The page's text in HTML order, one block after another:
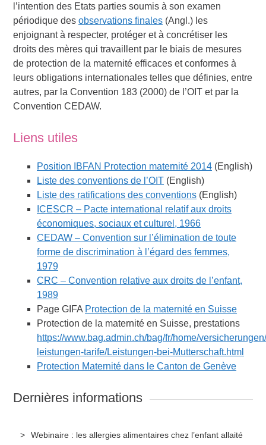
l’intention des Etats parties soumis à son examen
périodique desobservations finales (Angl.) les
enjoignant à respecter, protéger et à concrétiser les
droits des mères qui travaillent par le biais de mesures
de protection de la maternité efficaces et conformes à
leurs obligations internationales telles que définies, entre
autres, par la Convention 183 (2000) de l’OIT et par la
Convention CEDAW.
Liens utiles
Position IBFAN Protection maternité 2014 (English)
Liste des conventions de l’OIT (English)
Liste des ratifications des conventions (English)
ICESCR – Pacte international relatif aux droits
économiques, sociaux et culturel, 1966
CEDAW – Convention sur l’élimination de toute
forme de discrimination à l’égard des femmes,
1979
CRC – Convention relative aux droits de l’enfant,
1989
Page GIFA Protection de la maternité en Suisse
Protection de la maternité en Suisse, prestations
https://www.bag.admin.ch/bag/fr/home/
leistungen-tarife/Leistungen-bei-Mutterschaft.html
Protection Maternité dans le Canton de Genève
Dernières informations
Webinaire : les allergies alimentaires chez l’enfant allaité